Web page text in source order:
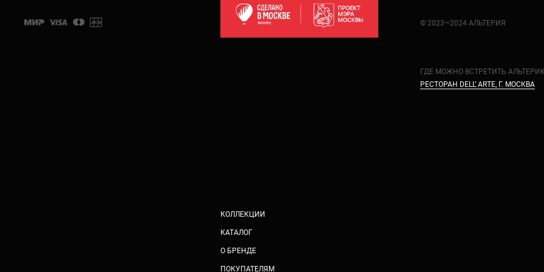
КОЛЛЕКЦИИ
КАТАЛОГ
О БРЕНДЕ
ПОКУПАТЕЛЯМ
© 2023—2024 АЛЬТЕРИЯ
ГДЕ МОЖНО ВСТРЕТИТЬ
РЕСТОРАН DELL’ ARTE, Г. МОСКВА